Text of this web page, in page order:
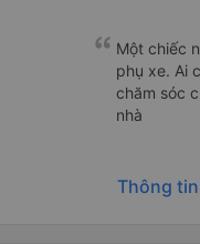
Một chiếc
phụ xe. Ai
chăm sóc
nhà
Thông